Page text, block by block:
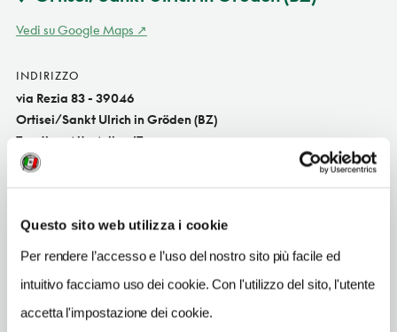
Questo sito web utilizza i cookie
Per rendere l’accesso e l’uso del nostro sito più facile ed
intuitivo facciamo uso dei cookie. Con l'utilizzo del sito, l'utente
accetta l'impostazione dei cookie.
Vedi su Google Maps
INDIRIZZO
via Rezia 83 - 39046
Ortisei/Sankt Ulrich in Gröden (BZ)
Trentino-Alto Adige IT
SITO WEB
INDIRIZZO EMAIL
info@museumgherdeina.it
TELEFONO
0471797554